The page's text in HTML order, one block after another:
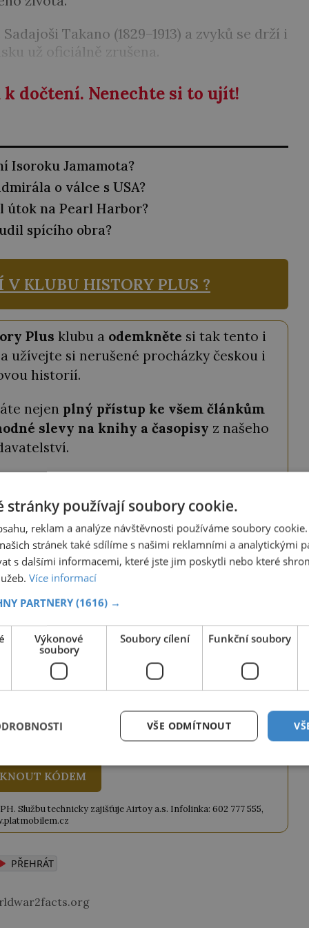
Takano (1829–1913) a zvyků se drží i
už oficiálně zrušena.
dočtení. Nenechte si to ujít!
Isoroku Jamamota?
o válce s USA?
útok na Pearl Harbor?
spícího obra?
V KLUBU HISTORY PLUS ?
Plus klubu a odemkněte si tak tento i
užívejte si nerušené procházky českou i
historií.
nejen plný přístup ke všem článkům
slevy na knihy a časopisy z našeho
ještě výhodněji, můžete si vybrat roční
a získat tak 2 měsíce zdarma
ODEMKNOUT ČLÁNEK
tento článek, můžete tak také učinit
obdržíte číselný kód, který opíšete do
na tlačítko jej odemknete.
KÓDEM
Službu technicky zajišťuje Airtoy a.s. Infolinka: 602 777 555,
PŘEHRÁT
stránky používají soubory cookie.
reklam a analýze návštěvnosti používáme soubory
stránek také sdílíme s našimi reklamními a analytickými
s dalšími informacemi, které jste jim poskytli nebo které
Více informací
PARTNERY (1616) →
Výkonové
soubory
Soubory cílení Funkční soubory
VŠE ODMÍTNOUT